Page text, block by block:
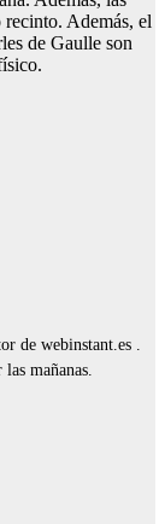
recinto. Además, el
de Gaulle son
de webinstant.es .
mañanas.